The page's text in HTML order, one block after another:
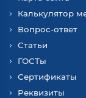
Калькулятор
Вопрос-ответ
Статьи
ГОСТы
Сертификаты
Реквизиты